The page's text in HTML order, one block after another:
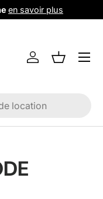
en savoir plus
Se connecter
Liste de
Menu